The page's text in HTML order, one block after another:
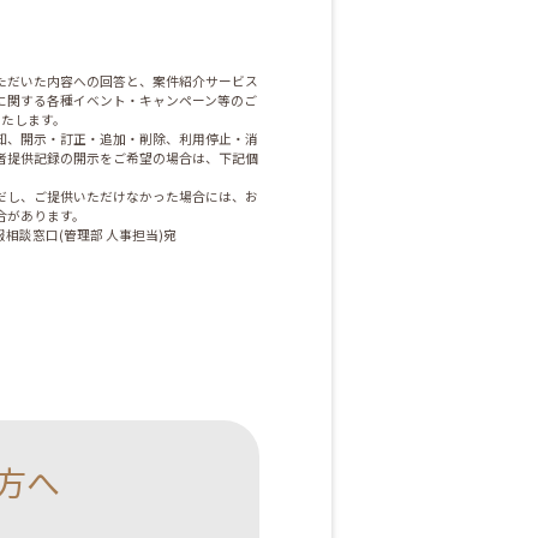
いた内容への回答と、案件紹介サービス
する各種イベント・キャンペーン等のご
します。
開示・訂正・追加・削除、利用停止・消
供記録の開示をご希望の場合は、下記個
、ご提供いただけなかった場合には、お
あります。
談窓口(管理部 人事担当)宛
へ